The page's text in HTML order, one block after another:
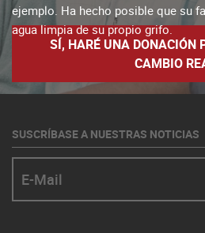
SÍ, HARÉ UNA DONACIÓN
CAMBIO
ejemplo. Ha hecho posible que su
agua limpia de su propio grifo.
SUSCRÍBASE A NUESTRAS NOTICIAS